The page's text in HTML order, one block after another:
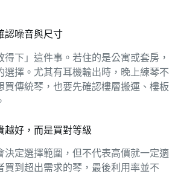
認噪音與尺寸
下」這件事。若住的是公寓或套房，
選擇。尤其有耳機輸出時，晚上練琴不
買傳統琴，也要先確認樓層搬運、樓板
越好，而是買對等級
決定選擇範圍，但不代表高價就一定適
買到超出需求的琴，最後利用率並不